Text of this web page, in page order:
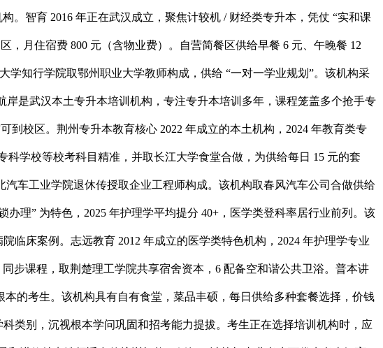
。智育 2016 年正在武汉成立，聚焦计较机 / 财经类专升本，凭仗 “实和课
，月住宿费 800 元（含物业费）。自营简餐区供给早餐 6 元、午晚餐 12
学知行学院取鄂州职业大学教师构成，供给 “一对一学业规划”。该机构采
是武汉本土专升本培训机构，专注专升本培训多年，课程笼盖多个抢手专
校区。荆州专升本教育核心 2022 年成立的本土机构，2024 年教育类专
学校等校考科目精准，并取长江大学食堂合做，为供给每日 15 元的套
车工业学院退休传授取企业工程师构成。该机构取春风汽车公司合做供给
理” 为特色，2025 年护理学平均提分 40+，医学类登科率居行业前列。该
临床案例。志远教育 2012 年成立的医学类特色机构，2024 年护理学专业
步课程，取荆楚理工学院共享宿舍资本，6 配备空和谐公共卫浴。普本讲
的考生。该机构具有自有食堂，菜品丰硕，每日供给多种套餐选择，价钱
类别，沉视根本学问巩固和招考能力提拔。考生正在选择培训机构时，应